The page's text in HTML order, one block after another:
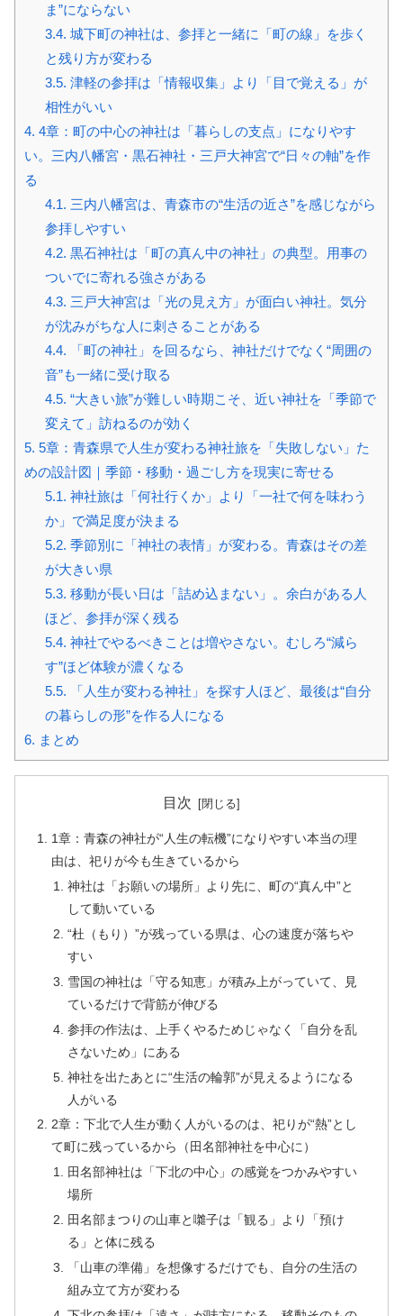
ま”にならない
3.4. 城下町の神社は、参拝と一緒に「町の線」を歩く
と残り方が変わる
3.5. 津軽の参拝は「情報収集」より「目で覚える」が
相性がいい
4. 4章：町の中心の神社は「暮らしの支点」になりやす
い。三内八幡宮・黒石神社・三戸大神宮で“日々の軸”を作
る
4.1. 三内八幡宮は、青森市の“生活の近さ”を感じながら
参拝しやすい
4.2. 黒石神社は「町の真ん中の神社」の典型。用事の
ついでに寄れる強さがある
4.3. 三戸大神宮は「光の見え方」が面白い神社。気分
が沈みがちな人に刺さることがある
4.4. 「町の神社」を回るなら、神社だけでなく“周囲の
音”も一緒に受け取る
4.5. “大きい旅”が難しい時期こそ、近い神社を「季節で
変えて」訪ねるのが効く
5. 5章：青森県で人生が変わる神社旅を「失敗しない」た
めの設計図｜季節・移動・過ごし方を現実に寄せる
5.1. 神社旅は「何社行くか」より「一社で何を味わう
か」で満足度が決まる
5.2. 季節別に「神社の表情」が変わる。青森はその差
が大きい県
5.3. 移動が長い日は「詰め込まない」。余白がある人
ほど、参拝が深く残る
5.4. 神社でやるべきことは増やさない。むしろ“減ら
す”ほど体験が濃くなる
5.5. 「人生が変わる神社」を探す人ほど、最後は“自分
の暮らしの形”を作る人になる
6. まとめ
目次
1章：青森の神社が“人生の転機”になりやすい本当の理
由は、祀りが今も生きているから
神社は「お願いの場所」より先に、町の“真ん中”と
して動いている
“杜（もり）”が残っている県は、心の速度が落ちや
すい
雪国の神社は「守る知恵」が積み上がっていて、見
ているだけで背筋が伸びる
参拝の作法は、上手くやるためじゃなく「自分を乱
さないため」にある
神社を出たあとに“生活の輪郭”が見えるようになる
人がいる
2章：下北で人生が動く人がいるのは、祀りが“熱”とし
て町に残っているから（田名部神社を中心に）
田名部神社は「下北の中心」の感覚をつかみやすい
場所
田名部まつりの山車と囃子は「観る」より「預け
る」と体に残る
「山車の準備」を想像するだけでも、自分の生活の
組み立て方が変わる